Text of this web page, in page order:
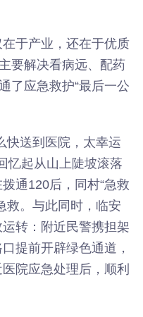
于产业，还在于优质
要解决看病远、配药
了应急救护“最后一公
快送到医院，太幸运
忆起从山上陡坡滚落
通120后，同村“急救
救。与此同时，临安
转：附近民警携担架
提前开辟绿色通道，
院应急处理后，顺利